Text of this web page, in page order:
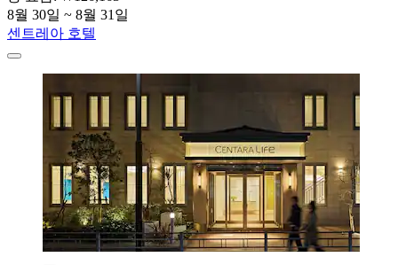
8월 30일 ~ 8월 31일
센트레아 호텔